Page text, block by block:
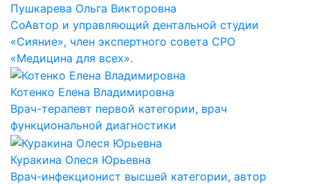
Пушкарева Ольга Викторовна
СоАвтор и управляющий дентальной студии
«Сияние», член экспертного совета СРО
«Медицина для всех».
Котенко Елена Владимировна
Врач-терапевт первой категории, врач
функциональной диагностики
Куракина Олеся Юрьевна
Врач-инфекционист высшей категории, автор